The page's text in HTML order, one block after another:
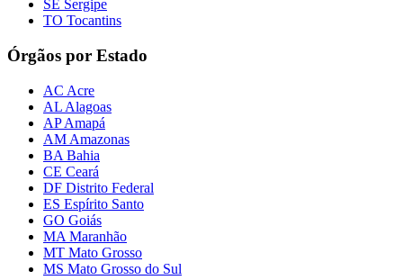
SE Sergipe
TO Tocantins
Órgãos por Estado
AC Acre
AL Alagoas
AP Amapá
AM Amazonas
BA Bahia
CE Ceará
DF Distrito Federal
ES Espírito Santo
GO Goiás
MA Maranhão
MT Mato Grosso
MS Mato Grosso do Sul